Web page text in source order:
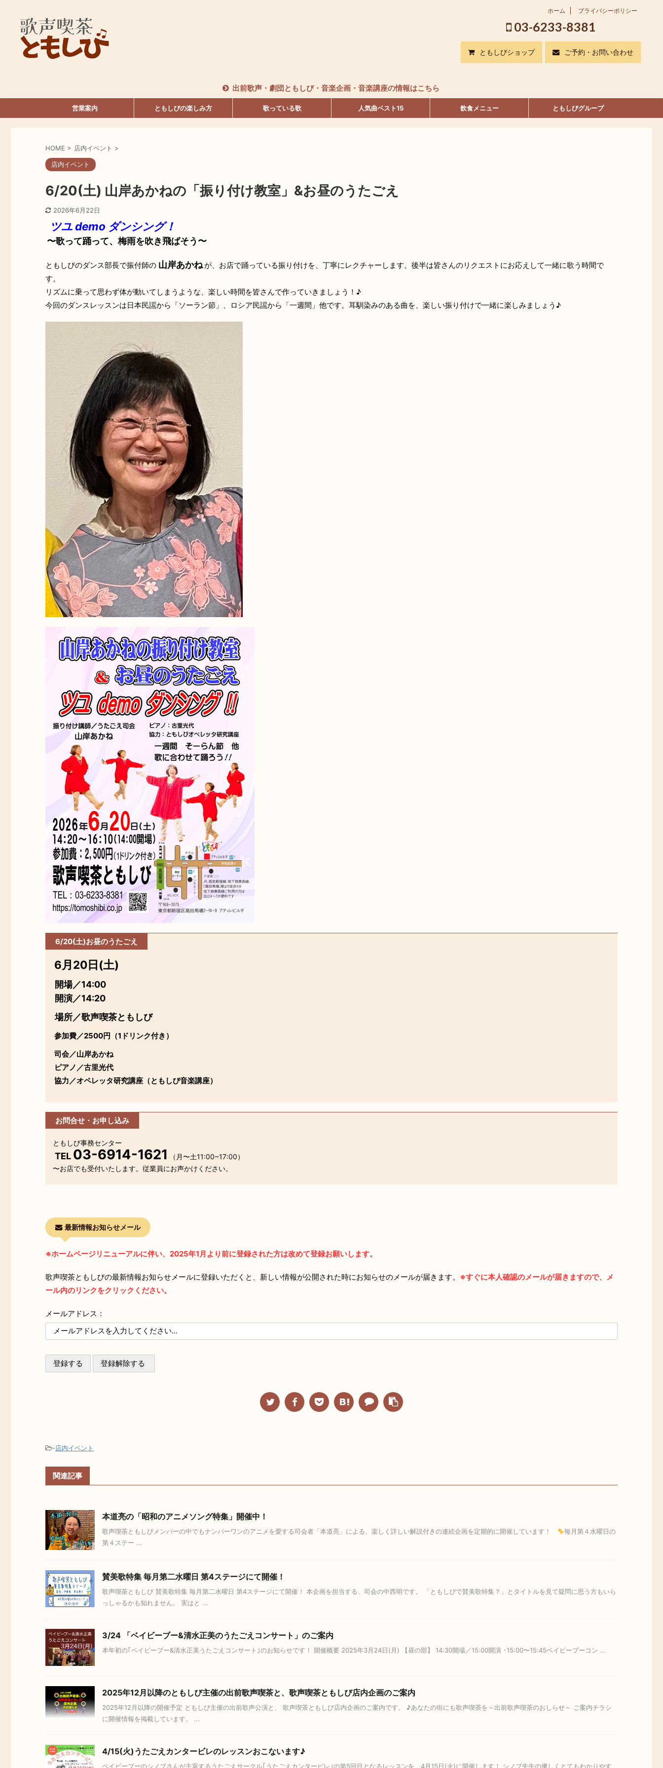
ホーム プライバシーポリシー
03-6233-8381
ともしびショップ ご予約・お問い合わせ
出前歌声・劇団ともしび・音楽企画・音楽講座の情報はこちら
営業案内 ともしびの楽しみ方 歌っている歌 人気曲ベスト15 飲食メニュー ともしびグループ
HOME > 店内イベント >
店内イベント
6/20(土) 山岸あかねの「振り付け教室」&お昼のうたごえ
2026年6月22日
ツユ demo ダンシング！
〜歌って踊って、梅雨を吹き飛ばそう〜
ともしびのダンス部長で振付師の 山岸あかね が、お店で踊っている振り付けを、丁寧にレクチャーします。後半は皆さんのリクエストにお応えして一緒に歌う時間で
す。
リズムに乗って思わず体が動いてしまうような、楽しい時間を皆さんで作っていきましょう！♪
今回のダンスレッスンは日本民謡から「ソーラン節」、ロシア民謡から「一週間」他です。耳馴染みのある曲を、楽しい振り付けで一緒に楽しみましょう♪
6/20(土)お昼のうたごえ
6月20日(土)
開場／14:00
開演／14:20
場所／歌声喫茶ともしび
参加費／2500円（1ドリンク付き）
司会／山岸あかね
ピアノ／古里光代
協力／オペレッタ研究講座（ともしび音楽講座）
お問合せ・お申し込み
ともしび事務センター
TEL 03-6914-1621
（月〜土11:00~17:00）
〜お店でも受付いたします。従業員にお声かけください。
最新情報お知らせメール
※ホームページリニューアルに伴い、2025年1月より前に登録された方は改めて登録お願いします。
歌声喫茶ともしびの最新情報お知らせメールに登録いただくと、新しい情報が公開された時にお知らせのメールが届きます。 ※すぐに本人確認のメールが届きますので、メ
ール内のリンクをクリックください。
メールアドレス：
-店内イベント
関連記事
本道亮の「昭和のアニメソング特集」開催中！
歌声喫茶ともしびメンバーの中でもナンバーワンのアニメを愛する司会者「本道亮」による、楽しく詳しい解説付きの連続企画を定期的に開催しています！
毎月第４水曜日の
第４ステー ...
賛美歌特集 毎月第二水曜日 第4ステージにて開催！
歌声喫茶ともしび 賛美歌特集 毎月第二水曜日 第4ステージにて開催！ 本企画を担当する、司会の中西明です。 「ともしびで賛美歌特集？」とタイトルを見て疑問に思う方もいら
っしゃるかも知れません。 実はと ...
3/24 「ベイビーブー&清水正美のうたごえコンサート」のご案内
本年初の｢ベイビーブー&清水正美うたごえコンサート｣のお知らせです！ 開催概要 2025年3月24日(月) 【昼の部】 14:30開場／15:00開演 ･15:00〜15:45ベイビーブーコン ...
2025年12月以降のともしび主催の出前歌声喫茶と、歌声喫茶ともしび店内企画のご案内
2025年12月以降の開催予定 ともしび主催の出前歌声公演と、 歌声喫茶ともしび店内企画のご案内です。 ♪あなたの街にも歌声喫茶を～出前歌声喫茶のおしらせ～ ご案内チラシ
に開催情報を掲載しています。 ...
4/15(火)うたごえカンタービレのレッスンおこないます♪
ベイビーブーのシノブさんが主宰するうたごえサークル｢うたごえカンタービレ｣の第5回目となるレッスンを、4月15日(火)に開催します！ シノブ先生の優しくとてもわかりやす